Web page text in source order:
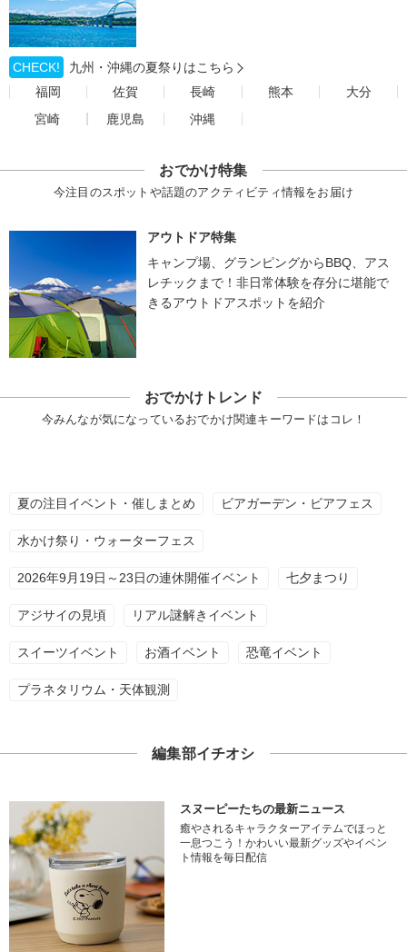
CHECK!
九州・沖縄の夏祭りはこちら
福岡
佐賀 長崎 熊本
大分
宮崎
鹿児島 沖縄
おでかけ特集
今注目のスポットや話題のアクティビティ情報をお届け
アウトドア特集
キャンプ場、グランピングからBBQ、アス
レチックまで！非日常体験を存分に堪能で
きるアウトドアスポットを紹介
おでかけトレンド
今みんなが気になっているおでかけ関連キーワードはコレ！
夏の注目イベント・催しまとめ ビアガーデン・ビアフェス
水かけ祭り・ウォーターフェス
2026年9月19日～23日の連休開催イベント 七夕まつり
アジサイの見頃 リアル謎解きイベント
スイーツイベント お酒イベント 恐竜イベント
プラネタリウム・天体観測
編集部イチオシ
スヌーピーたちの最新ニュース
癒やされるキャラクターアイテムでほっと
一息つこう！かわいい最新グッズやイベン
ト情報を毎日配信